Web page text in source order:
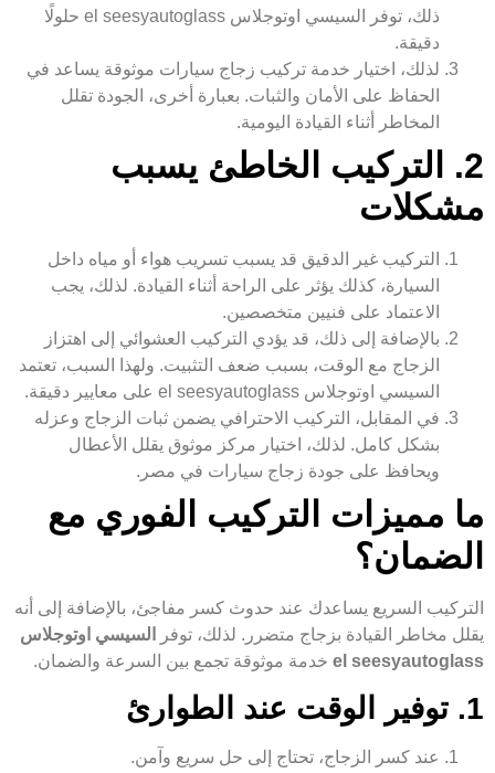
ذلك، توفر السيسي اوتوجلاس el seesyautoglass حلولًا
دقيقة.
لذلك، اختيار خدمة تركيب زجاج سيارات موثوقة يساعد في
الحفاظ على الأمان والثبات. بعبارة أخرى، الجودة تقلل
المخاطر أثناء القيادة اليومية.
2. التركيب الخاطئ يسبب
مشكلات
التركيب غير الدقيق قد يسبب تسريب هواء أو مياه داخل
السيارة، كذلك يؤثر على الراحة أثناء القيادة. لذلك، يجب
الاعتماد على فنيين متخصصين.
بالإضافة إلى ذلك، قد يؤدي التركيب العشوائي إلى اهتزاز
الزجاج مع الوقت، بسبب ضعف التثبيت. ولهذا السبب، تعتمد
السيسي اوتوجلاس el seesyautoglass على معايير دقيقة.
في المقابل، التركيب الاحترافي يضمن ثبات الزجاج وعزله
بشكل كامل. لذلك، اختيار مركز موثوق يقلل الأعطال
ويحافظ على جودة زجاج سيارات في مصر.
ما مميزات التركيب الفوري مع
الضمان؟
التركيب السريع يساعدك عند حدوث كسر مفاجئ، بالإضافة إلى أنه
يقلل مخاطر القيادة بزجاج متضرر. لذلك، توفر
السيسي اوتوجلاس
el seesyautoglass خدمة موثوقة تجمع بين السرعة والضمان.
1. توفير الوقت عند الطوارئ
عند كسر الزجاج، تحتاج إلى حل سريع وآمن.